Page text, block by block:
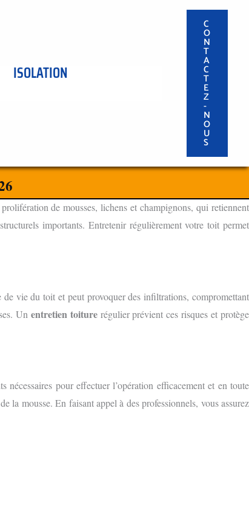
ISOLATION
C
O
N
T
A
C
T
E
Z
-
N
O
U
S
de mousses, lichens et champignons, qui retiennent
importants. Entretenir régulièrement votre toit permet
vie du toit et peut provoquer des infiltrations, compromettant
Un entretien toiturerégulier prévient ces risques et protège
nécessaires pour effectuer l’opération efficacement et en toute
la mousse. En faisant appel à des professionnels, vous assurez